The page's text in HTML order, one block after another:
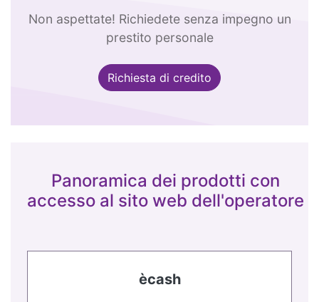
Non aspettate! Richiedete senza impegno un
prestito personale
Richiesta di credito
Panoramica dei prodotti con
accesso al sito web dell'operatore
ècash